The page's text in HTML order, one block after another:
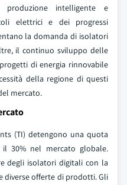
intelligente e
elettrici e dei progressi
la domanda di isolatori
il continuo sviluppo delle
di energia rinnovabile
della regione di questi
mercato.
(TI) detengono una quota
30% nel mercato globale.
degli isolatori digitali con la
diverse offerte di prodotti. Gli